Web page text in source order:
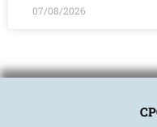
07/08/2026